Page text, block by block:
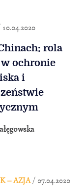
rola
ochronie
i
– AZJA/ 07.04.2020